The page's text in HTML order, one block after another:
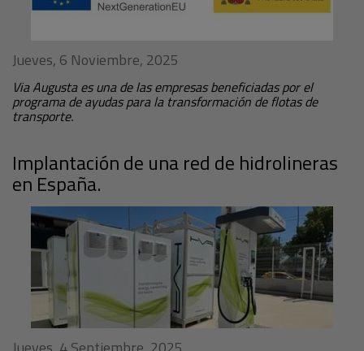
Jueves, 6 Noviembre, 2025
Via Augusta es una de las empresas beneficiadas por el
programa de ayudas para la transformación de flotas de
transporte.
Implantación de una red de hidrolineras
en España.